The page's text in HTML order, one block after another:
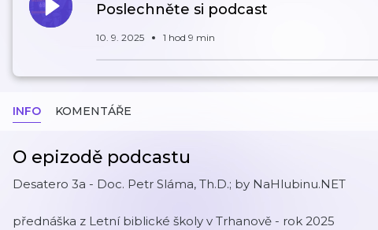
Poslechněte si podcast
10. 9. 2025 1 hod 9 min
INFO KOMENTÁŘE
O epizodě podcastu
Desatero 3a - Doc. Petr Sláma, Th.D.; by NaHlubinu.NET
přednáška z Letní biblické školy v Trhanově - rok 2025